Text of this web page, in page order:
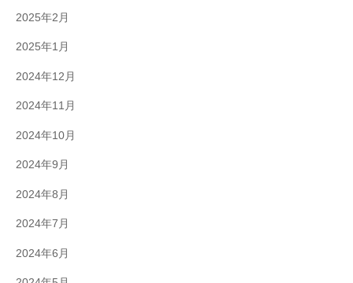
2025年2月
2025年1月
2024年12月
2024年11月
2024年10月
2024年9月
2024年8月
2024年7月
2024年6月